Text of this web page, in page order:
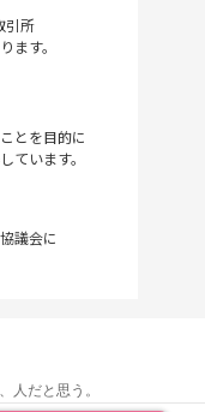
引所
ます。
とを目的に
ています。
議会に
人だと思う。